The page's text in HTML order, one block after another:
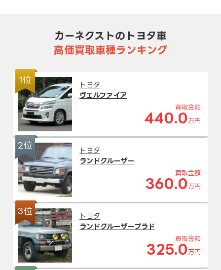
カーネクストのトヨタ車
高価買取車種ランキング
1位
トヨタ
ヴェルファイア
買取金額
440.0 万円
2位
トヨタ
ランドクルーザー
買取金額
360.0 万円
3位
トヨタ
ランドクルーザープラド
買取金額
325.0 万円